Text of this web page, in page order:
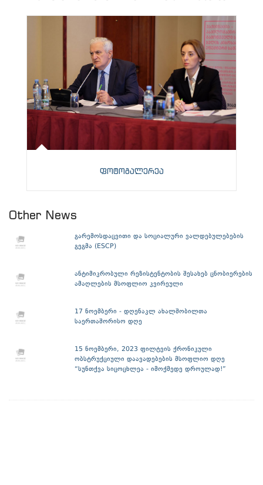
ფოტოგალერეა
Other News
გარემოსდაცვითი და სოციალური ვალდებულებების
გეგმა (ESCP)
ანტიმიკრობული რეზისტენტობის შესახებ ცნობიერების
ამაღლების მსოფლიო კვირეული
17 ნოემბერი - დღენაკლ ახალშობილთა
საერთაშორისო დღე
15 ნოემბერი, 2023 ფილტვის ქრონიკული
ობსტრუქციული დაავადებების მსოფლიო დღე
“სუნთქვა სიცოცხლეა - იმოქმედე დროულად!”